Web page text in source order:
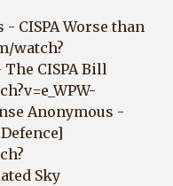
CISPA Worse than
watch?
The CISPA Bill
Anonymous -
Sky